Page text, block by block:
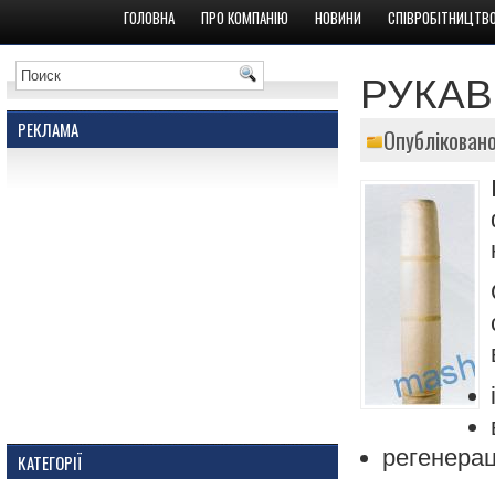
ГОЛОВНА ПРО КОМПАНІЮ НОВИНИ
РЕКЛАМА
КАТЕГОРІЇ